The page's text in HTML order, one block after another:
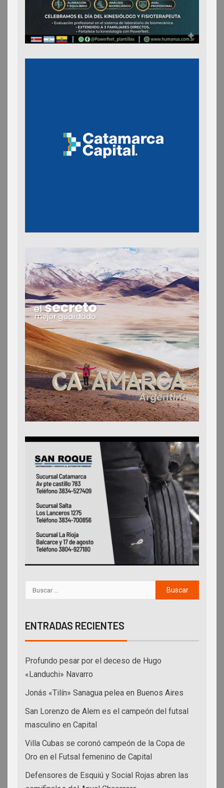
ENTRADAS RECIENTES
Profundo pesar por el deceso de Hugo
«Landuchi» Navarro
Jonás «Tilín» Sanagua pelea en Buenos Aires
San Lorenzo de Alem es el campeón del futsal
masculino en Capital
Villa Cubas se coronó campeón de la Copa de
Oro en el Futsal femenino de Capital
Defensores de Esquiú y Social Rojas abren las